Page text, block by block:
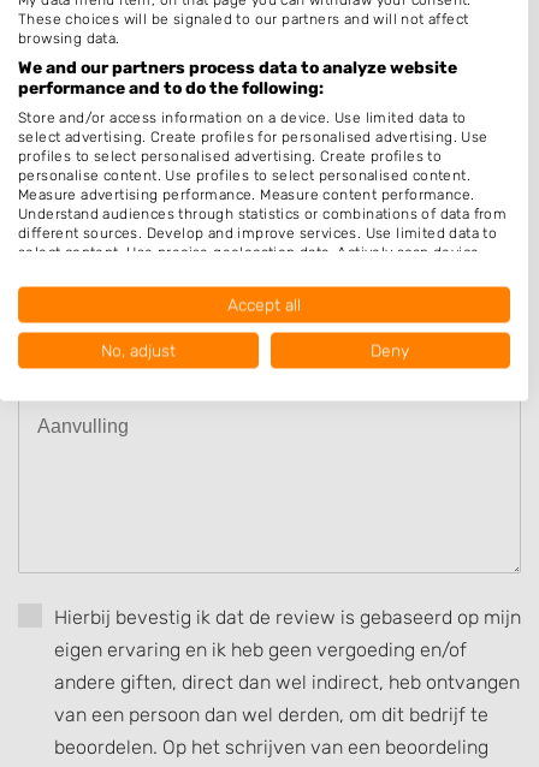
Deze openingstijden zijn indicatief en kunnen, bijvoorbeeld
wegens omstandigheden, afwijken. Neem voor de zekerheid
contact op met het bedrijf of kijk op de website.
Beoordeel Alomari Hairstyle
Uw beoordeling:
Hierbij bevestig ik dat de review is gebaseerd op mijn
eigen ervaring en ik heb geen vergoeding en/of
andere giften, direct dan wel indirect, heb ontvangen
van een persoon dan wel derden, om dit bedrijf te
beoordelen. Op het schrijven van een beoordeling
These choices will be signaled to our partners and will not affect
browsing data.
We and our partners process data to analyze website
performance and to do the following:
Store and/or access information on a device. Use limited data to
select advertising. Create profiles for personalised advertising. Use
profiles to select personalised advertising. Create profiles to
personalise content. Use profiles to select personalised content.
Measure advertising performance. Measure content performance.
Understand audiences through statistics or combinations of data from
different sources. Develop and improve services. Use limited data to
select content. Use precise geolocation data. Actively scan device
Data may be shared outside of the European Union and send to the
Your consent and the cookie policy applies solely to this website/app.
View Partner List (1016 IAB Vendors)
We use your data for the following purposes:
IAB processing purposes:
Use profiles to select personalised
advertising
Create profiles to personalise content
Accept all
No, adjust Deny